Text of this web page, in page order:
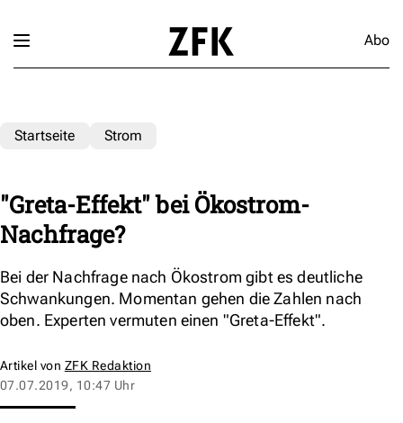
Abo
Startseite Strom
"Greta-Effekt" bei Ökostrom-
Nachfrage?
Bei der Nachfrage nach Ökostrom gibt es deutliche
Schwankungen. Momentan gehen die Zahlen nach
oben. Experten vermuten einen "Greta-Effekt".
Artikel von ZFK Redaktion
07.07.2019, 10:47 Uhr